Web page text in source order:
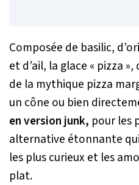
Composée de basilic,
et d’ail, la glace « pizza
de la mythique pizza
un cône ou bien
en version junk, pour les
alternative étonnante
les plus curieux et les
plat.